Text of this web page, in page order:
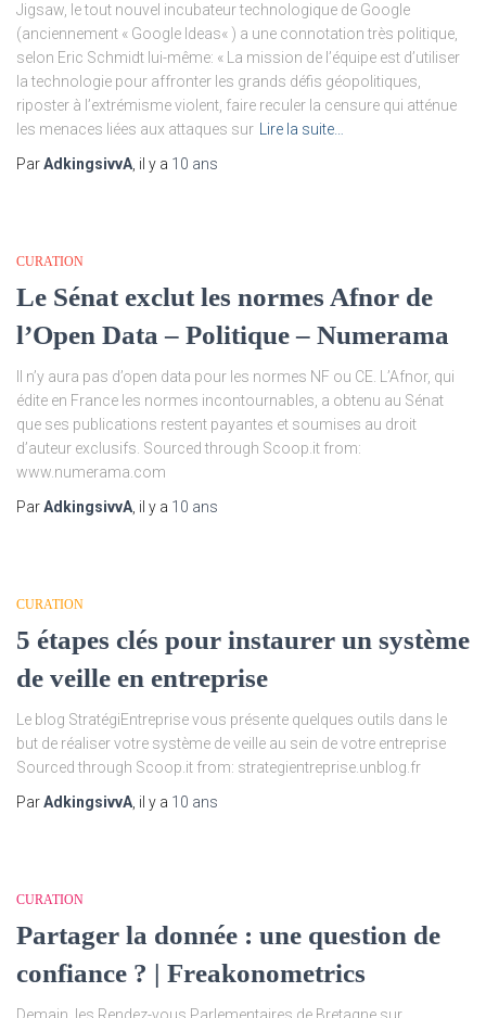
Jigsaw, le tout nouvel incubateur technologique de Google
(anciennement « Google Ideas« ) a une connotation très politique,
selon Eric Schmidt lui-même: « La mission de l’équipe est d’utiliser
la technologie pour affronter les grands défis géopolitiques,
riposter à l’extrémisme violent, faire reculer la censure qui atténue
les menaces liées aux attaques sur
Lire la suite…
ParAdkingsivvA , il y a 10 ans
CURATION
Le Sénat exclut les normes Afnor de
l’Open Data – Politique – Numerama
Il n’y aura pas d’open data pour les normes NF ou CE. L’Afnor, qui
édite en France les normes incontournables, a obtenu au Sénat
que ses publications restent payantes et soumises au droit
d’auteur exclusifs. Sourced through Scoop.it from:
www.numerama.com
ParAdkingsivvA , il y a 10 ans
CURATION
5 étapes clés pour instaurer un système
de veille en entreprise
Le blog StratégiEntreprise vous présente quelques outils dans le
but de réaliser votre système de veille au sein de votre entreprise
Sourced through Scoop.it from: strategientreprise.unblog.fr
ParAdkingsivvA , il y a 10 ans
CURATION
Partager la donnée : une question de
confiance ? | Freakonometrics